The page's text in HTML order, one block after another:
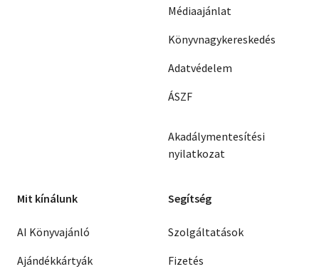
Médiaajánlat
Könyvnagykereskedés
Adatvédelem
ÁSZF
Akadálymentesítési
nyilatkozat
Mit kínálunk
AI Könyvajánló
Ajándékkártyák
Segítség
Szolgáltatások
Fizetés